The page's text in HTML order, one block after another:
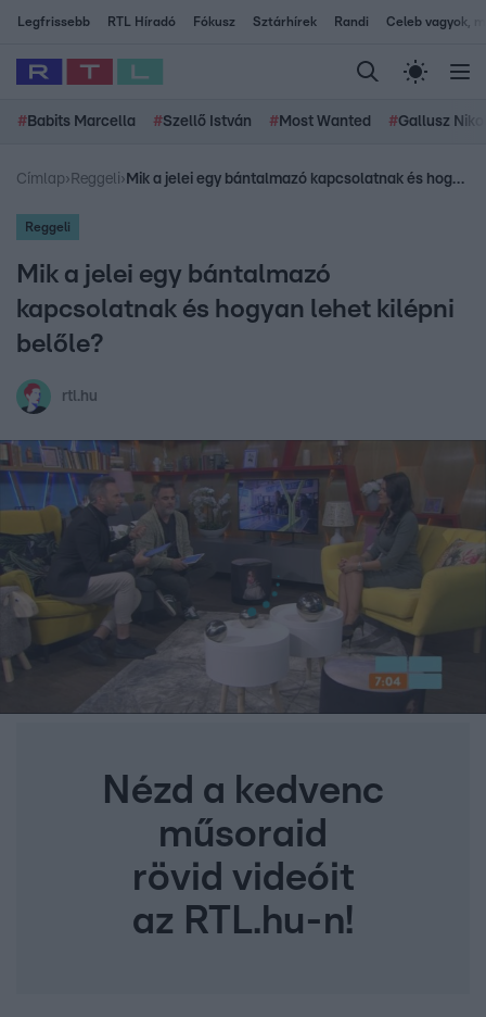
Legfrissebb RTL Híradó Fókusz Sztárhírek Randi Celeb vagyok,
# Babits Marcella #Szellő István # Most Wanted #Gallusz
Címlap› Reggeli› Mik a jelei egy bántalmazó kapcsolatnak és hogyan lehet kilépni belőle?
Reggeli
Mik a jelei egy bántalmazó
kapcsolatnak és hogyan lehet kilépni
belőle?
rtl.hu
Nézd a kedvenc
műsoraid
rövid videóit
az RTL.hu-n!